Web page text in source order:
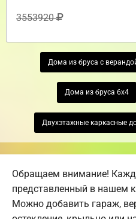
3553920
Дома из бруса с
Дома из бруса 6х4
Двухэтажные каркасные
Обращаем внимание!
представленный в нашем
Можно добавить гараж,